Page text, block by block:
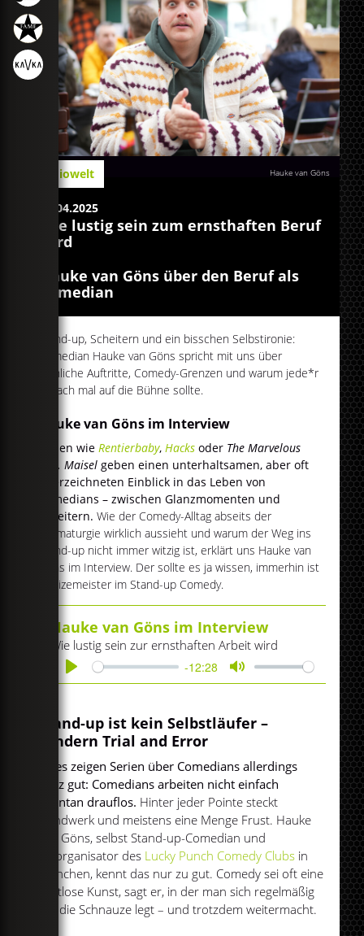
Hauke van Göns
Radiowelt
02.04.2025
Wie lustig sein zum ernsthaften Beruf
wird
Hauke van Göns über den Beruf als
Comedian
Stand-up, Scheitern und ein bisschen Selbstironie:
Comedian Hauke van Göns spricht mit uns über
peinliche Auftritte, Comedy-Grenzen und warum jede*r
einfach mal auf die Bühne sollte.
Hauke van Göns im Interview
Serien wieRentierbaby,Hacks oder The Marvelous
Mrs. Maisel geben einen unterhaltsamen, aber oft
überzeichneten Einblick in das Leben von
Comedians – zwischen Glanzmomenten und
Scheitern. Wie der Comedy-Alltag abseits der
Dramaturgie wirklich aussieht und warum der Weg ins
Stand-up nicht immer witzig ist, erklärt uns Hauke van
Göns im Interview. Der sollte es ja wissen, immerhin ist
er Vizemeister im Stand-up Comedy.
Hauke van Göns im Interview
Wie lustig sein zur ernsthaften Arbeit wird
Play
-12:28
Mute
Stand-up ist kein Selbstläufer –
sondern Trial and Error
Eines zeigen Serien über Comedians allerdings
ganz gut: Comedians arbeiten nicht einfach
spontan drauflos. Hinter jeder Pointe steckt
Handwerk und meistens eine Menge Frust. Hauke
van Göns, selbst Stand-up-Comedian und
Mitorganisator des Lucky Punch Comedy Clubs in
München, kennt das nur zu gut. Comedy sei oft eine
brotlose Kunst, sagt er, in der man sich regelmäßig
auf die Schnauze legt – und trotzdem weitermacht.